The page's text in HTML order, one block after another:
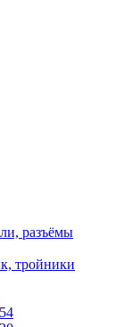
разъёмы
тройники